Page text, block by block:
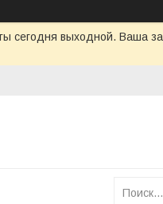
сегодня выходной. Ваша